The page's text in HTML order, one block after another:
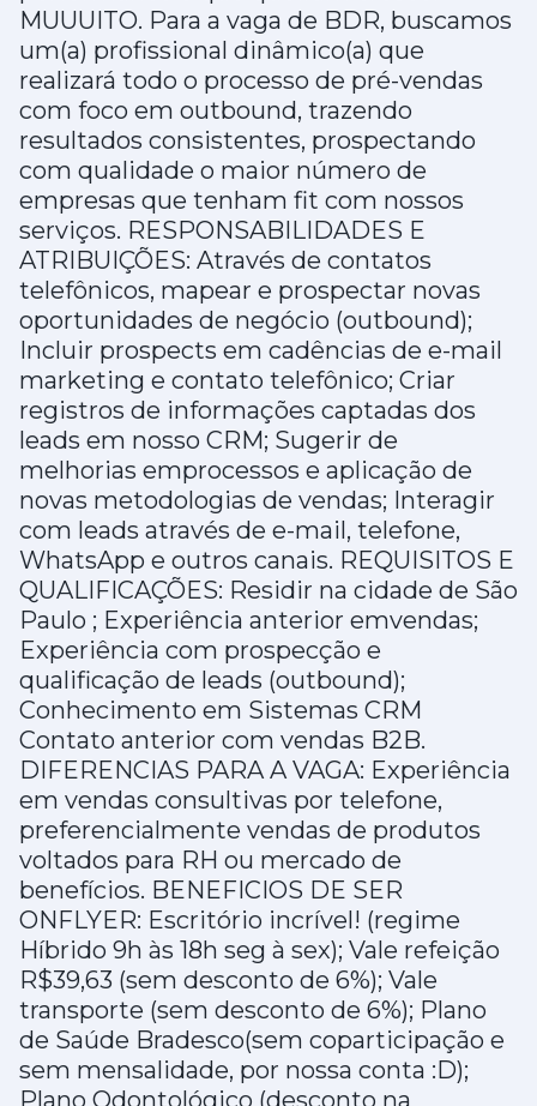
MUUUITO. Para a vaga de BDR, buscamos
um(a) profissional dinâmico(a) que
realizará todo o processo de pré-vendas
com foco em outbound, trazendo
resultados consistentes, prospectando
com qualidade o maior número de
empresas que tenham fit com nossos
serviços. RESPONSABILIDADES E
ATRIBUIÇÕES: Através de contatos
telefônicos, mapear e prospectar novas
oportunidades de negócio (outbound);
Incluir prospects em cadências de e-mail
marketing e contato telefônico; Criar
registros de informações captadas dos
leads em nosso CRM; Sugerir de
melhorias emprocessos e aplicação de
novas metodologias de vendas; Interagir
com leads através de e-mail, telefone,
WhatsApp e outros canais. REQUISITOS E
QUALIFICAÇÕES: Residir na cidade de São
Paulo ; Experiência anterior emvendas;
Experiência com prospecção e
qualificação de leads (outbound);
Conhecimento em Sistemas CRM
Contato anterior com vendas B2B.
DIFERENCIAS PARA A VAGA: Experiência
em vendas consultivas por telefone,
preferencialmente vendas de produtos
voltados para RH ou mercado de
benefícios. BENEFICIOS DE SER
ONFLYER: Escritório incrível! (regime
Híbrido 9h às 18h seg à sex); Vale refeição
R$39,63 (sem desconto de 6%); Vale
transporte (sem desconto de 6%); Plano
de Saúde Bradesco(sem coparticipação e
sem mensalidade, por nossa conta :D);
Plano Odontológico (desconto na